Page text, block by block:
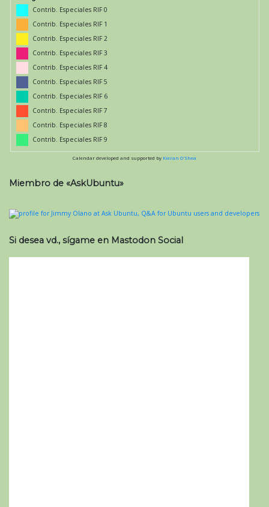
Contrib. Especiales RIF 0
Contrib. Especiales RIF 1
Contrib. Especiales RIF 2
Contrib. Especiales RIF 3
Contrib. Especiales RIF 4
Contrib. Especiales RIF 5
Contrib. Especiales RIF 6
Contrib. Especiales RIF 7
Contrib. Especiales RIF 8
Contrib. Especiales RIF 9
Calendar developed and supported by Kieran O'Shea
Miembro de «AskUbuntu»
Si desea vd., sígame en Mastodon Social